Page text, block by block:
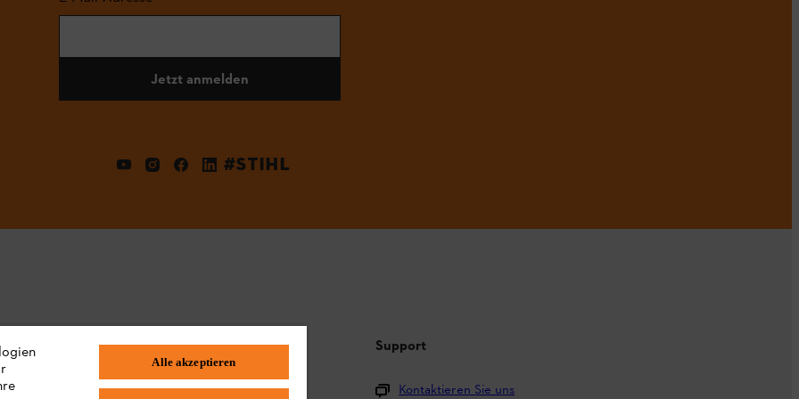
Jetzt anmelden
#STIHL
Häufig gestellte Fragen
Sortiment
Support
Kontaktieren Sie uns
Alle akzeptieren